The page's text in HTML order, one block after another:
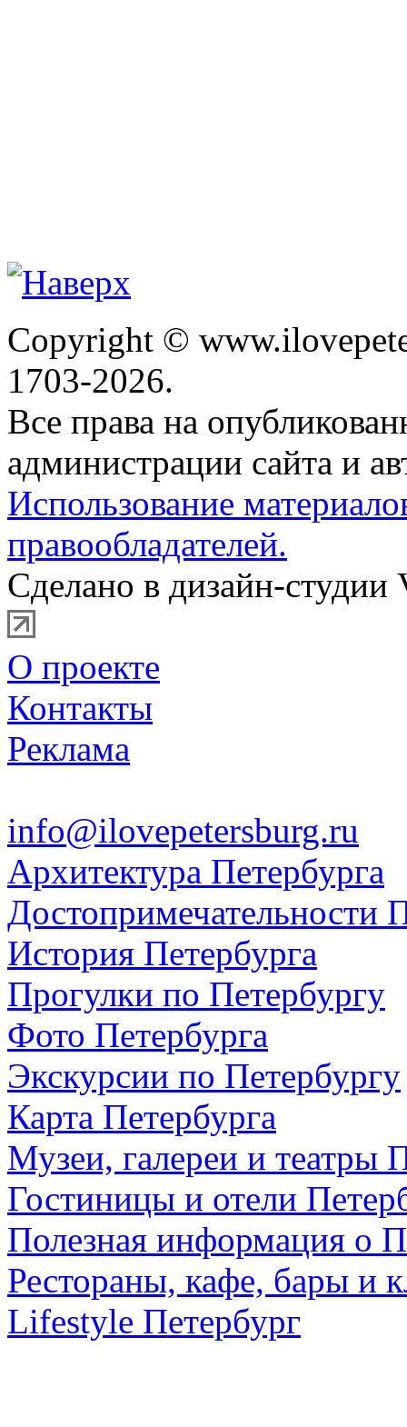
Copyright ©
1703-2026.
Все права на
администрации сайта и
Использование
правообладателей.
Сделано в дизайн-студии
О проекте
Контакты
Реклама
info@ilovepetersburg.ru
Архитектура Петербурга
Достопримечательности
История Петербурга
Прогулки по Петербургу
Фото Петербурга
Экскурсии по Петербургу
Карта Петербурга
Музеи, галереи и театры
Гостиницы и отели
Полезная информация о
Рестораны, кафе, бары и
Lifestyle Петербург